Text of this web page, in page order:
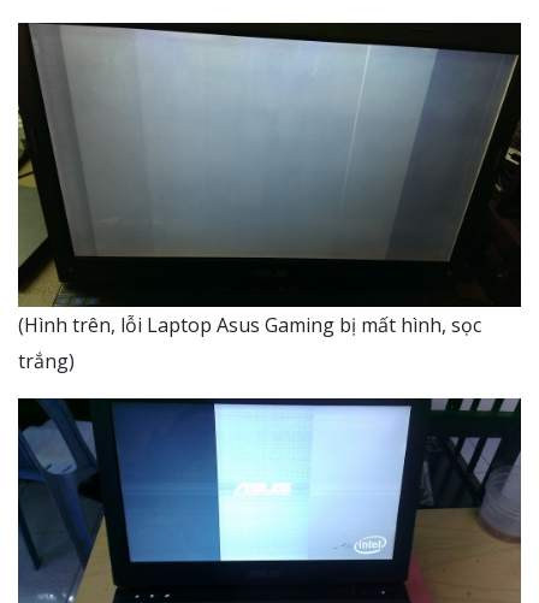
(Hình trên, lỗi Laptop Asus Gaming bị mất hình, sọc
trắng)